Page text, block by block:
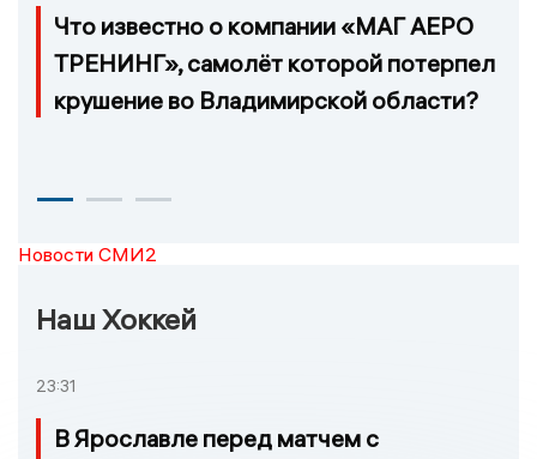
Что известно о компании «МАГ АЕРО
ТРЕНИНГ», самолёт которой потерпел
крушение во Владимирской области?
Новости СМИ2
Наш Хоккей
23:31
В Ярославле перед матчем с